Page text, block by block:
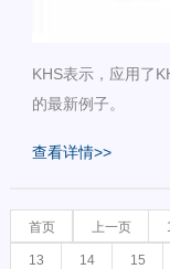
KHS表示，应用了
的最新例子。
查看详情>>
首页 上一页
13 14 15